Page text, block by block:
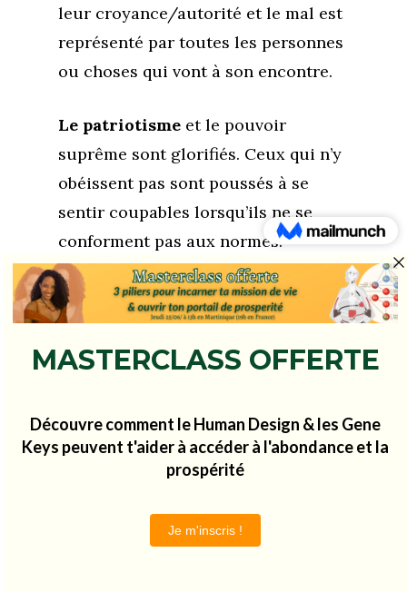
leur croyance/autorité et le mal est
représenté par toutes les personnes
ou choses qui vont à son encontre.
Le patriotisme et le pouvoir
suprême sont glorifiés. Ceux qui n’y
obéissent pas sont poussés à se
sentir coupables lorsqu’ils ne se
conforment pas aux normes.
L’objectif est souvent de servir le
“bien global” dans l’intérêt du
système, quitte à sacrifier ses
libertés ou soi-même.
adolescence durant laquelle
l’enfant construit son propre
morales qui peuvent différer